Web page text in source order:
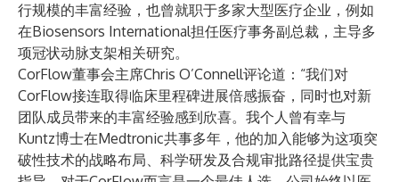
行规模的丰富经验，也曾就职于多家大型医疗企业，例如
在Biosensors International担任医疗事务副总裁，主导多
项冠状动脉支架相关研究。
CorFlow董事会主席Chris O’Connell评论道：“我们对
CorFlow接连取得临床里程碑进展倍感振奋，同时也对新
团队成员带来的丰富经验感到欣喜。我个人曾有幸与
Kuntz博士在Medtronic共事多年，他的加入能够为这项突
破性技术的战略布局、科学研发及合规审批路径提供宝贵